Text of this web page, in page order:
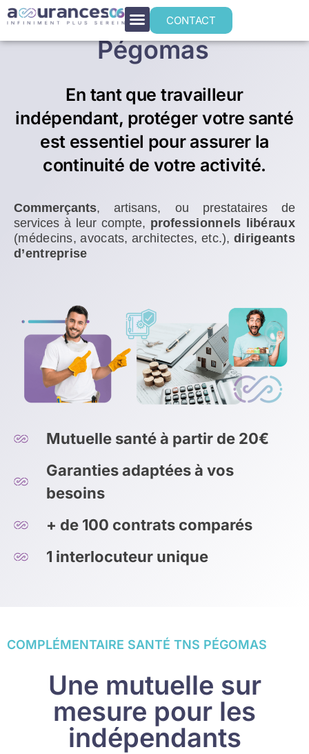
CONTACT
Mutuelle santé TNS
Pégomas
En tant que travailleur
indépendant, protéger votre santé
est essentiel pour assurer la
continuité de votre activité.
Commerçants, artisans, ou prestataires de
services à leur compte, professionnels libéraux
(médecins, avocats, architectes, etc.), dirigeants
d’entreprise
Mutuelle santé à partir de 20€
Garanties adaptées à vos
besoins
+ de 100 contrats comparés
1 interlocuteur unique
COMPLÉMENTAIRE SANTÉ TNS PÉGOMAS
Une mutuelle sur
mesure pour les
indépendants